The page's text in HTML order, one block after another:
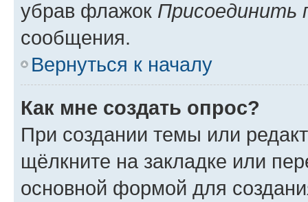
убрав флажок Присоединить
сообщения.
Вернуться к началу
Как мне создать опрос?
При создании темы или
щёлкните на закладке или
основной формой для